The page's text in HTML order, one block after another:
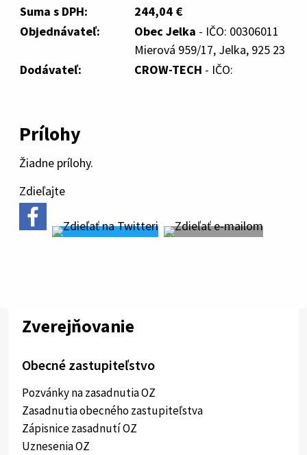
Suma s DPH:
244,04 €
Objednávateľ:
Obec Jelka - IČO: 00306011
Mierová 959/17, Jelka, 925 23
Dodávateľ:
CROW-TECH - IČO:
Prílohy
Žiadne prílohy.
Zdieľajte
Zverejňovanie
Obecné zastupiteľstvo
Pozvánky na zasadnutia OZ
Zasadnutia obecného zastupiteľstva
Zápisnice zasadnutí OZ
Uznesenia OZ